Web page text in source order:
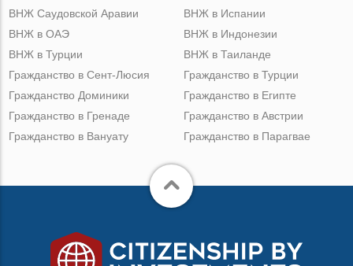
ВНЖ Саудовской Аравии
ВНЖ в ОАЭ
ВНЖ в Турции
ВНЖ в Испании
ВНЖ в Индонезии
ВНЖ в Таиланде
Гражданство в Сент-Люсия
Гражданство Доминики
Гражданство в Гренаде
Гражданство в Вануату
Гражданство в Турции
Гражданство в Египте
Гражданство в Австрии
Гражданство в Парагвае